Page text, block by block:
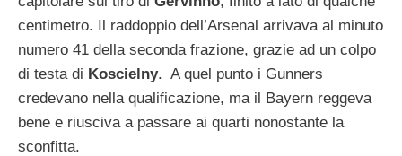
centimetro. Il raddoppio dell’Arsenal arrivava al minuto
numero 41 della seconda frazione, grazie ad un colpo
di testa di Koscielny. A quel punto i Gunners
credevano nella qualificazione, ma il Bayern reggeva
bene e riusciva a passare ai quarti nonostante la
sconfitta.